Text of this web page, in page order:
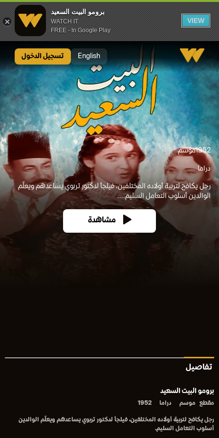
برومو البيت السعيد
WATCH IT
FREE - In Google Play
VIEW
English تسجيل الدخول
1952موسم
دراما
رجل يكافح لتربية أولاده المختلفين، فيلجأ لدكتور تربوي يساعدهم ويعلّم
الوالدين أسلوب التعامل السليم....
مشاهدة
تفاصيل
برومو البيت السعيد
مقطع موسم دراما 1952
رجل يكافح لتربية أولاده المختلفين، فيلجأ لدكتور تربوي يساعدهم ويعلّم الوالدين
أسلوب التعامل السليم.